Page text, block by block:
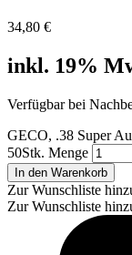
34,80 €
inkl. 19%
Verfügbar bei
GECO, .38 Super
50Stk. Menge
In den Warenkorb
Zur Wunschliste
Zur Wunschliste